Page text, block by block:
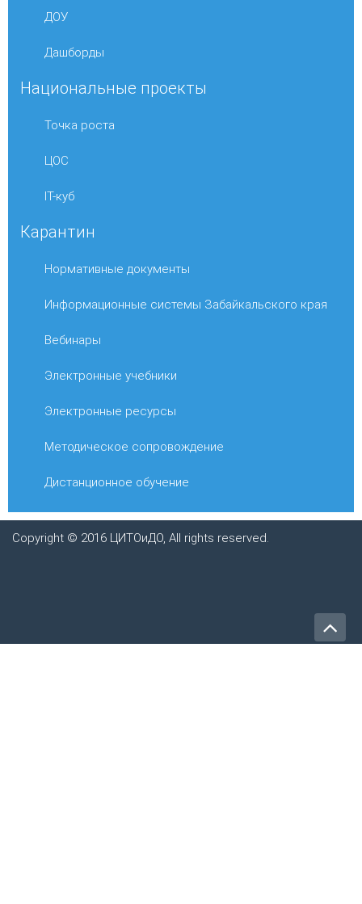
ДОУ
Дашборды
Национальные проекты
Точка роста
ЦОС
IT-куб
Карантин
Нормативные документы
Информационные системы Забайкальского края
Вебинары
Электронные учебники
Электронные ресурсы
Методическое сопровождение
Дистанционное обучение
Copyright © 2016 ЦИТОиДО, All rights reserved.